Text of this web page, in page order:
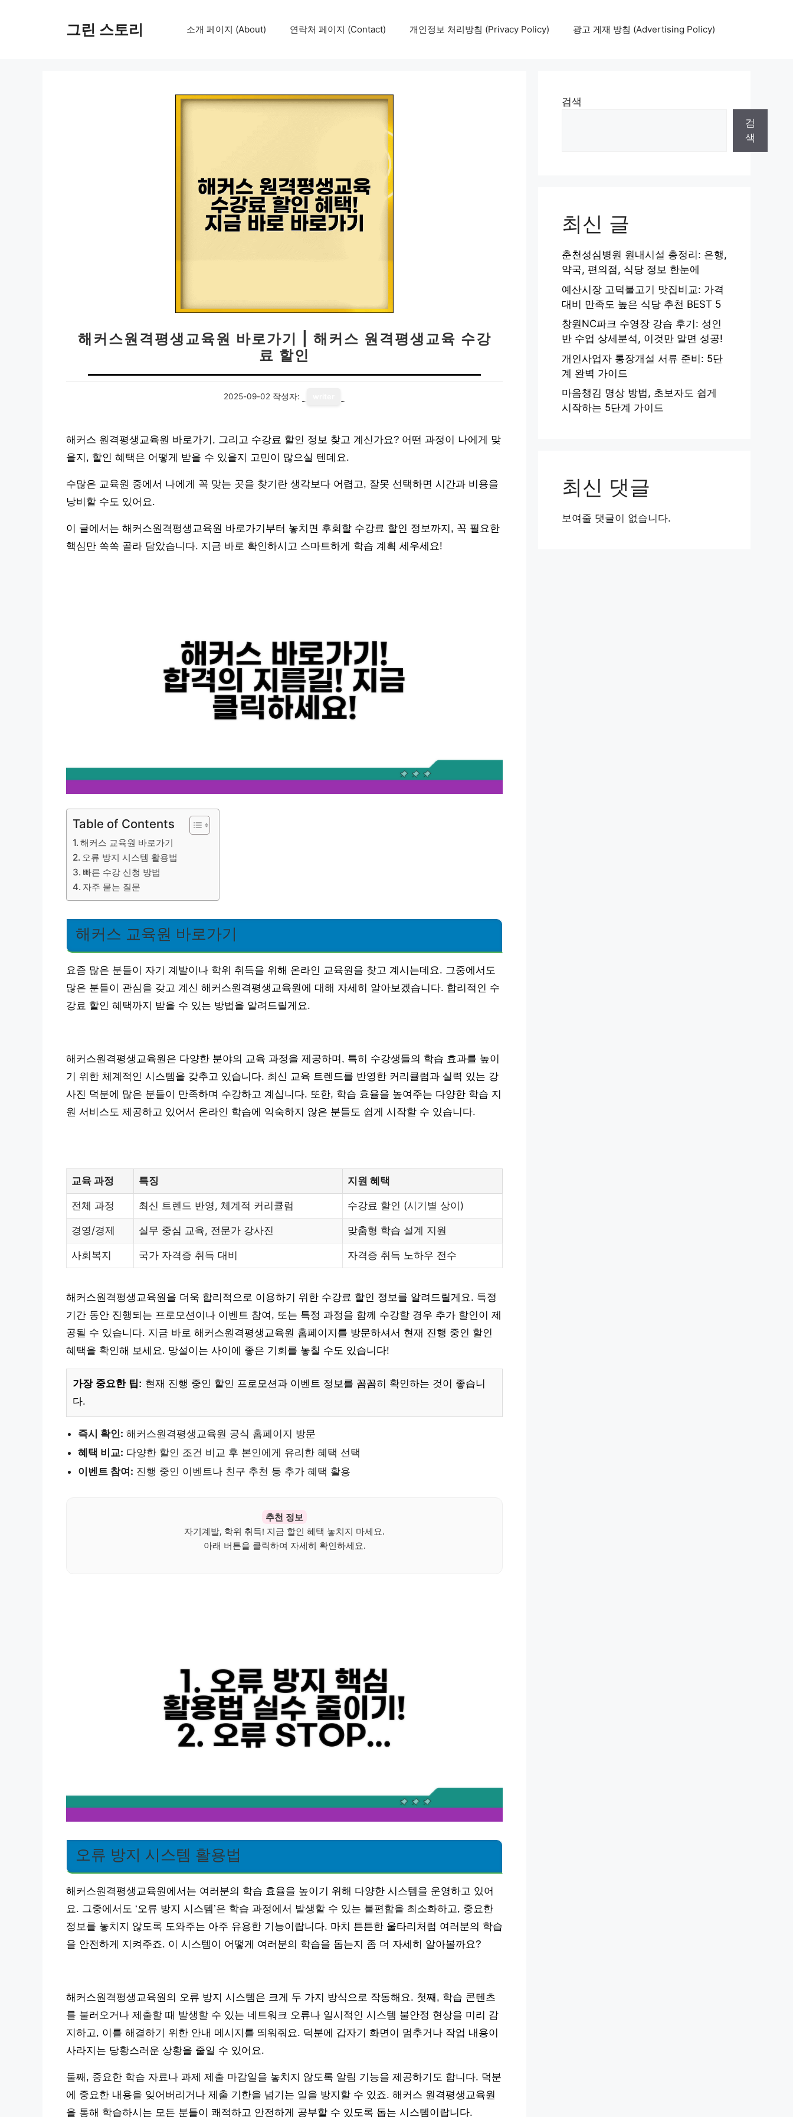
그린 스토리 소개 페이지 (About) 연락처 페이지 (Contact) 개인정보 처리방침 (Privacy Policy) 광고 게재 방침 (Advertising Policy)
해커스원격평생교육원 바로가기 | 해커스 원격평생교육 수강
료 할인
2025-09-02 작성자:
해커스 원격평생교육원 바로가기, 그리고 수강료 할인 정보 찾고 계신가요? 어떤 과정이 나에게 맞
을지, 할인 혜택은 어떻게 받을 수 있을지 고민이 많으실 텐데요.
수많은 교육원 중에서 나에게 꼭 맞는 곳을 찾기란 생각보다 어렵고, 잘못 선택하면 시간과 비용을
낭비할 수도 있어요.
이 글에서는 해커스원격평생교육원 바로가기부터 놓치면 후회할 수강료 할인 정보까지, 꼭 필요한
핵심만 쏙쏙 골라 담았습니다. 지금 바로 확인하시고 스마트하게 학습 계획 세우세요!
Table of Contents
해커스 교육원 바로가기
오류 방지 시스템 활용법
빠른 수강 신청 방법
자주 묻는 질문
해커스 교육원 바로가기
요즘 많은 분들이 자기 계발이나 학위 취득을 위해 온라인 교육원을 찾고 계시는데요. 그중에서도
많은 분들이 관심을 갖고 계신 해커스원격평생교육원에 대해 자세히 알아보겠습니다. 합리적인 수
강료 할인 혜택까지 받을 수 있는 방법을 알려드릴게요.
해커스원격평생교육원은 다양한 분야의 교육 과정을 제공하며, 특히 수강생들의 학습 효과를 높이
기 위한 체계적인 시스템을 갖추고 있습니다. 최신 교육 트렌드를 반영한 커리큘럼과 실력 있는 강
사진 덕분에 많은 분들이 만족하며 수강하고 계십니다. 또한, 학습 효율을 높여주는 다양한 학습 지
원 서비스도 제공하고 있어서 온라인 학습에 익숙하지 않은 분들도 쉽게 시작할 수 있습니다.
교육 과정 특징 지원 혜택
전체 과정 최신 트렌드 반영, 체계적 커리큘럼 수강료 할인 (시기별 상이)
경영/경제 실무 중심 교육, 전문가 강사진 맞춤형 학습 설계 지원
사회복지 국가 자격증 취득 대비 자격증 취득 노하우 전수
해커스원격평생교육원을 더욱 합리적으로 이용하기 위한 수강료 할인 정보를 알려드릴게요. 특정
기간 동안 진행되는 프로모션이나 이벤트 참여, 또는 특정 과정을 함께 수강할 경우 추가 할인이 제
공될 수 있습니다. 지금 바로 해커스원격평생교육원 홈페이지를 방문하셔서 현재 진행 중인 할인
혜택을 확인해 보세요. 망설이는 사이에 좋은 기회를 놓칠 수도 있습니다!
가장 중요한 팁: 현재 진행 중인 할인 프로모션과 이벤트 정보를 꼼꼼히 확인하는 것이 좋습니
다.
즉시 확인: 해커스원격평생교육원 공식 홈페이지 방문
혜택 비교: 다양한 할인 조건 비교 후 본인에게 유리한 혜택 선택
이벤트 참여: 진행 중인 이벤트나 친구 추천 등 추가 혜택 활용
추천 정보
자기계발, 학위 취득! 지금 할인 혜택 놓치지 마세요.
아래 버튼을 클릭하여 자세히 확인하세요.
오류 방지 시스템 활용법
해커스원격평생교육원에서는 여러분의 학습 효율을 높이기 위해 다양한 시스템을 운영하고 있어
요. 그중에서도 ‘오류 방지 시스템’은 학습 과정에서 발생할 수 있는 불편함을 최소화하고, 중요한
정보를 놓치지 않도록 도와주는 아주 유용한 기능이랍니다. 마치 튼튼한 울타리처럼 여러분의 학습
을 안전하게 지켜주죠. 이 시스템이 어떻게 여러분의 학습을 돕는지 좀 더 자세히 알아볼까요?
해커스원격평생교육원의 오류 방지 시스템은 크게 두 가지 방식으로 작동해요. 첫째, 학습 콘텐츠
를 불러오거나 제출할 때 발생할 수 있는 네트워크 오류나 일시적인 시스템 불안정 현상을 미리 감
지하고, 이를 해결하기 위한 안내 메시지를 띄워줘요. 덕분에 갑자기 화면이 멈추거나 작업 내용이
사라지는 당황스러운 상황을 줄일 수 있어요.
둘째, 중요한 학습 자료나 과제 제출 마감일을 놓치지 않도록 알림 기능을 제공하기도 합니다. 덕분
에 중요한 내용을 잊어버리거나 제출 기한을 넘기는 일을 방지할 수 있죠. 해커스 원격평생교육원
을 통해 학습하시는 모든 분들이 쾌적하고 안전하게 공부할 수 있도록 돕는 시스템이랍니다.
검색
검
색
최신 글
춘천성심병원 원내시설 총정리: 은행,
약국, 편의점, 식당 정보 한눈에
예산시장 고덕불고기 맛집비교: 가격
대비 만족도 높은 식당 추천 BEST 5
창원NC파크 수영장 강습 후기: 성인
반 수업 상세분석, 이것만 알면 성공!
개인사업자 통장개설 서류 준비: 5단
계 완벽 가이드
마음챙김 명상 방법, 초보자도 쉽게
시작하는 5단계 가이드
최신 댓글
보여줄 댓글이 없습니다.